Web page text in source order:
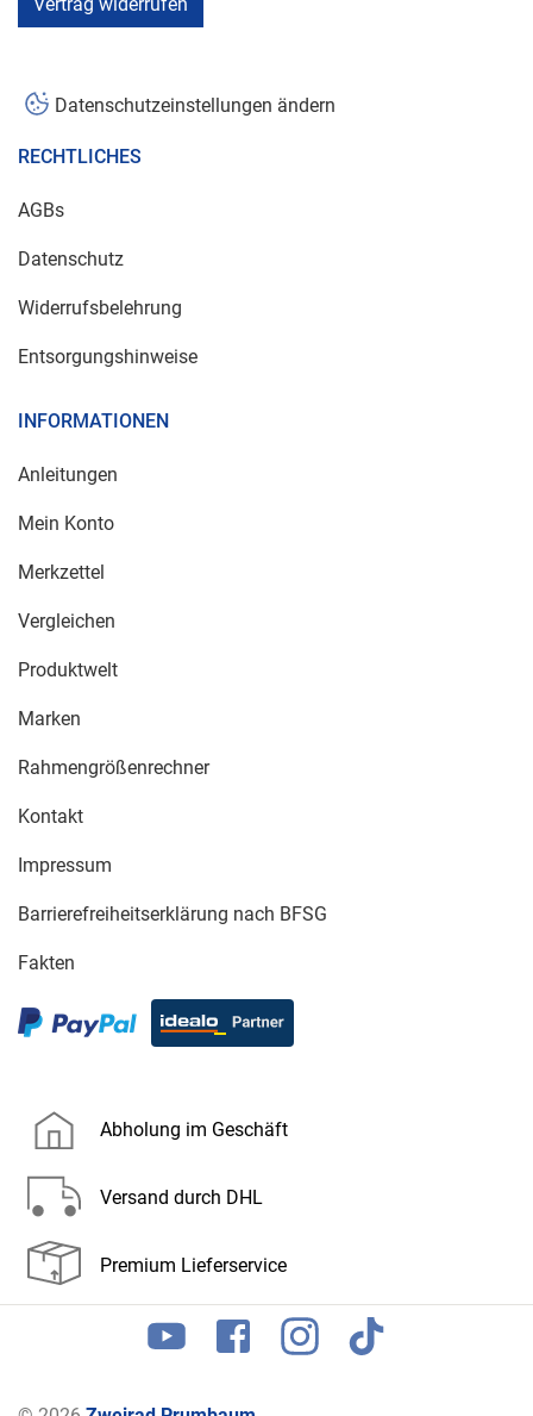
Datenschutzeinstellungen ändern
RECHTLICHES
AGBs
Datenschutz
Widerrufsbelehrung
Entsorgungshinweise
INFORMATIONEN
Anleitungen
Mein Konto
Merkzettel
Vergleichen
Produktwelt
Marken
Rahmengrößenrechner
Kontakt
Impressum
Barrierefreiheitserklärung nach BFSG
Fakten
Abholung im Geschäft
Versand durch DHL
Premium Lieferservice